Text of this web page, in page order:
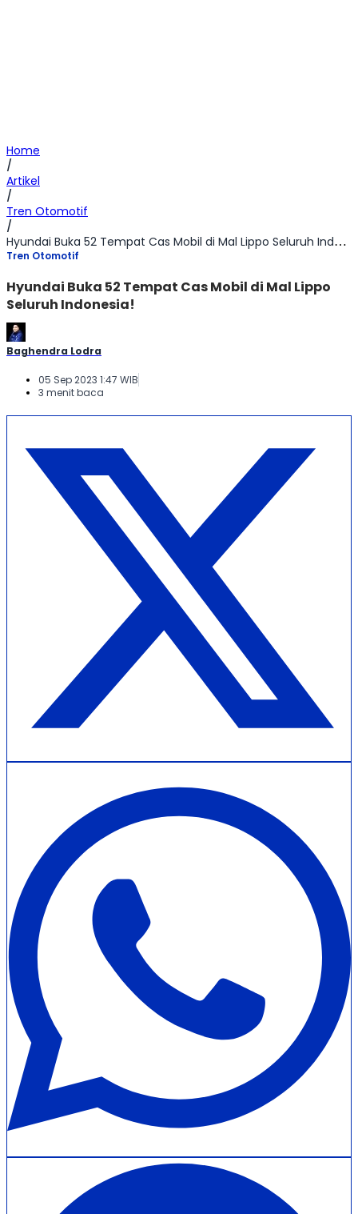
Home
/
Artikel
/
Tren Otomotif
/
Hyundai Buka 52 Tempat Cas Mobil di Mal Lippo Seluruh Indonesia!
Tren Otomotif
Hyundai Buka 52 Tempat Cas Mobil di Mal Lippo
Seluruh Indonesia!
Baghendra Lodra
05 Sep 2023 1:47 WIB
3 menit baca